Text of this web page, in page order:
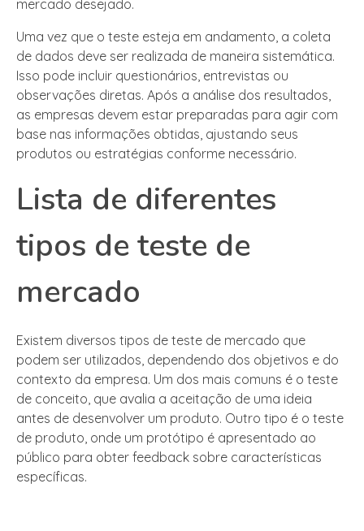
mercado desejado.
Uma vez que o teste esteja em andamento, a coleta
de dados deve ser realizada de maneira sistemática.
Isso pode incluir questionários, entrevistas ou
observações diretas. Após a análise dos resultados,
as empresas devem estar preparadas para agir com
base nas informações obtidas, ajustando seus
produtos ou estratégias conforme necessário.
Lista de diferentes
tipos de teste de
mercado
Existem diversos tipos de teste de mercado que
podem ser utilizados, dependendo dos objetivos e do
contexto da empresa. Um dos mais comuns é o teste
de conceito, que avalia a aceitação de uma ideia
antes de desenvolver um produto. Outro tipo é o teste
de produto, onde um protótipo é apresentado ao
público para obter feedback sobre características
específicas.